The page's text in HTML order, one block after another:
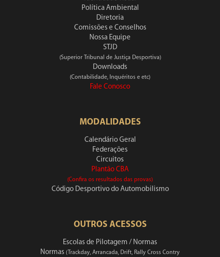
Política Ambiental
Diretoria
Comissões e Conselhos
Nossa Equipe
STJD
(Superior Tribunal de Justiça Desportiva)
Downloads
(Contabilidade, Inquéritos e etc)
Fale Conosco
MODALIDADES
Calendário Geral
Federações
Circuitos
Plantão CBA
(Confira os resultados das provas)
Código Desportivo do Automobilismo
OUTROS ACESSOS
Escolas de Pilotagem / Normas
Normas (Trackday, Arrancada, Drift, Rally Cross Contry